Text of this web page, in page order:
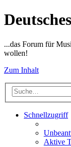
...das Forum für
wollen!
Zum Inhalt
Schnellzugriff
Aktive